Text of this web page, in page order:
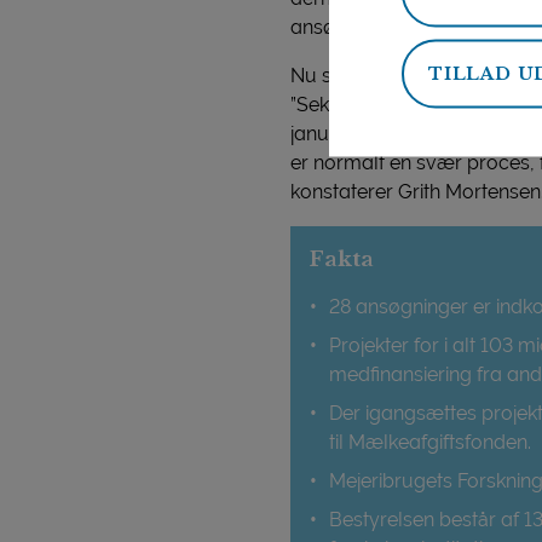
TILLAD
ansøgningerne.
Nu skal ansøgningerne
”Sekretariatet og
januar udløses
er normalt en svær proces,
konstaterer Grith
Fakta
28 ansøgninger er
Projekter for i alt 103
medfinansiering fra
Der igangsættes
til Mælkeafgiftsfonden.
Mejeribrugets
Bestyrelsen består af